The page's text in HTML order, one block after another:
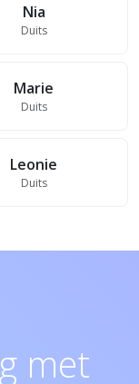
Nia
Duits
Marie
Duits
Leonie
Duits
met